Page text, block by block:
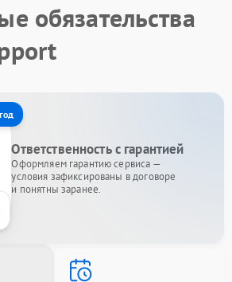
обязательства
Ответственность с гарантией
Оформляем гарантию сервиса —
условия зафиксированы в договоре
и понятны заранее.